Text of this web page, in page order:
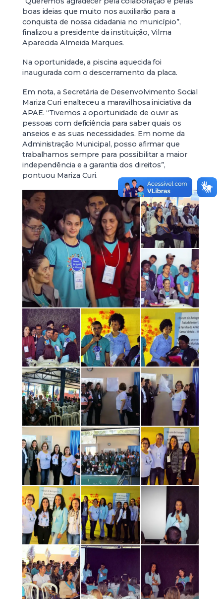
boas ideias que muito nos auxiliarão para a
conquista de nossa cidadania no município”,
finalizou a presidente da instituição, Vilma
Aparecida Almeida Marques.
Na oportunidade, a piscina aquecida foi
inaugurada com o descerramento da placa.
Em nota, a Secretária de Desenvolvimento Social
Mariza Curi enalteceu a maravilhosa iniciativa da
APAE. “Tivemos a oportunidade de ouvir as
pessoas com deficiência para saber quais os
anseios e as suas necessidades. Em nome da
Administração Municipal, posso afirmar que
trabalhamos sempre para possibilitar a maior
independência e a garantia dos direitos”,
pontuou Mariza Curi.